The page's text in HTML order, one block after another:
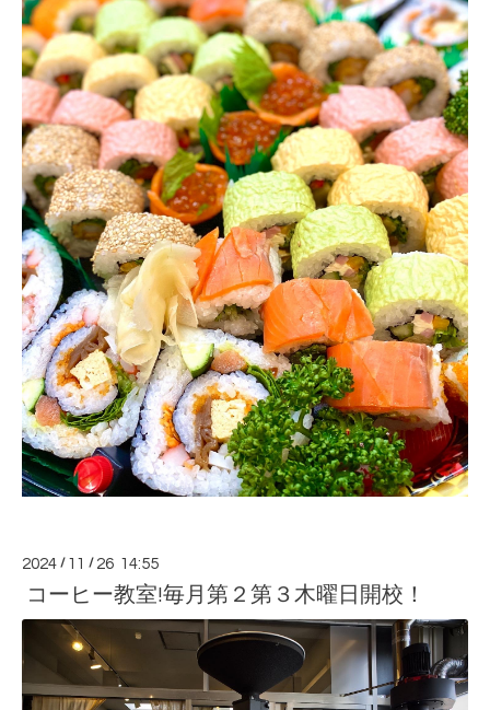
2024 / 11 / 26 14:55
コーヒー教室!毎月第２第３木曜日開校！